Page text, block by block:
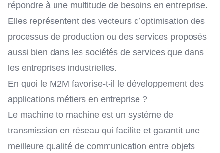
répondre à une multitude de besoins en entreprise.
Elles représentent des vecteurs d’optimisation des
processus de production ou des services proposés
aussi bien dans les sociétés de services que dans
les entreprises industrielles.
En quoi le M2M favorise-t-il le développement des
applications métiers en entreprise ?
Le machine to machine est un système de
transmission en réseau qui facilite et garantit une
meilleure qualité de communication entre objets